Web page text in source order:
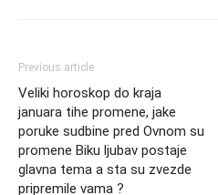
Previous article
Veliki horoskop do kraja
januara tihe promene, jake
poruke sudbine pred Ovnom su
promene Biku ljubav postaje
glavna tema a sta su zvezde
pripremile vama ?